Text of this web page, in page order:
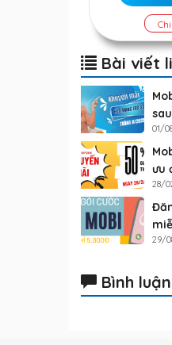
Bài viết
01/
ưu
28/
29/
Bình luận